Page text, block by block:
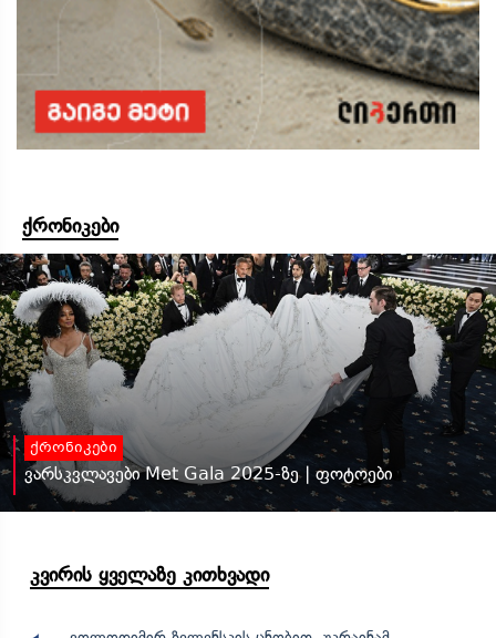
ქრონიკები
ქრონიკები
ვარსკვლავები Met Gala 2025-ზე | ფოტოები
კვირის ყველაზე კითხვადი